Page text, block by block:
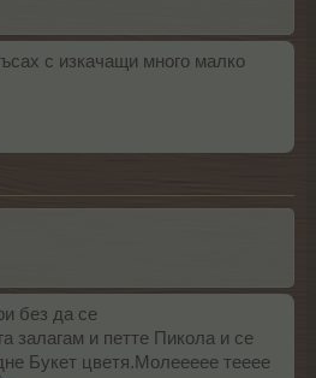
с изкачащи много малко
без да се
залагам и петте Пикола и се
Букет цветя.Молеееее тееее